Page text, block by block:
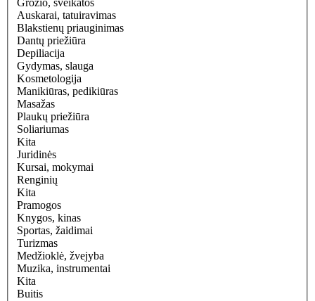
Grožio, sveikatos
Auskarai, tatuiravimas
Blakstienų priauginimas
Dantų priežiūra
Depiliacija
Gydymas, slauga
Kosmetologija
Manikiūras, pedikiūras
Masažas
Plaukų priežiūra
Soliariumas
Kita
Juridinės
Kursai, mokymai
Renginių
Kita
Pramogos
Knygos, kinas
Sportas, žaidimai
Turizmas
Medžioklė, žvejyba
Muzika, instrumentai
Kita
Buitis